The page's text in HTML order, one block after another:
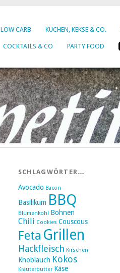
LOW CARB KUCHEN, KEKSE & CO.
COCKTAILS & CO PARTY FOOD
SCHLAGWÖRTER…
Avocado Bacon
Basilikum BBQ
Blumenkohl Bohnen
Chili Cookies Couscous
Feta Grillen
Hackfleisch Kirschen
Knoblauch Kokos
Kräuterbutter Käse